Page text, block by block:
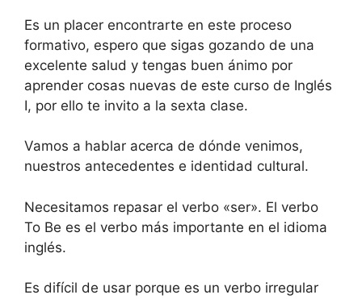
Es un placer encontrarte en este proceso
formativo, espero que sigas gozando de una
excelente salud y tengas buen ánimo por
aprender cosas nuevas de este curso de Inglés
I, por ello te invito a la sexta clase.
Vamos a hablar acerca de dónde venimos,
nuestros antecedentes e identidad cultural.
Necesitamos repasar el verbo «ser». El verbo
To Be es el verbo más importante en el idioma
inglés.
Es difícil de usar porque es un verbo irregular